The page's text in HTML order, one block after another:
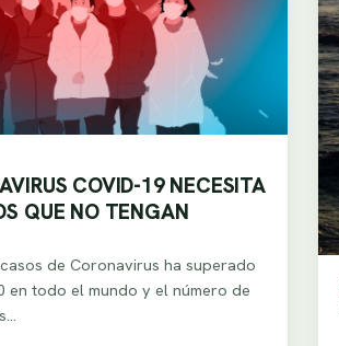
COVID-19 NECESITA
QUE NO TENGAN
de Coronavirus ha superado
en todo el mundo y el número de